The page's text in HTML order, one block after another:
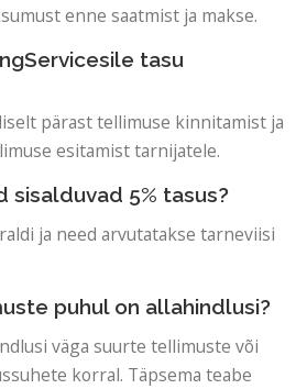
enne saatmist ja makse.
tasu
pärast tellimuse kinnitamist ja
esitamist tarnijatele.
sisalduvad 5% tasus?
ja need arvutatakse tarneviisi
puhul on allahindlusi?
väga suurte tellimuste või
korral. Täpsema teabe